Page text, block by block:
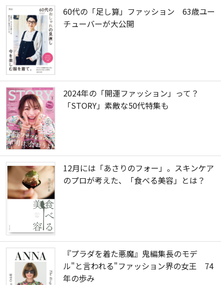
60代の「足し算」ファッション 63歳ユー
チューバーが大公開
2024年の「開運ファッション」って？
「STORY」素敵な50代特集も
12月には「あさりのフォー」。スキンケア
のプロが考えた、「食べる美容」とは？
『プラダを着た悪魔』鬼編集長のモデ
ル"と言われる"ファッション界の女王 74
年の歩み